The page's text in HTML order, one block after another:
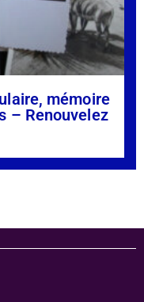
mémoire
– Renouvelez